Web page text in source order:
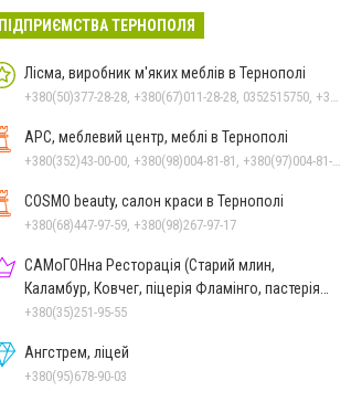
ПІДПРИЄМСТВА ТЕРНОПОЛЯ
Лісма, виробник м'яких меблів в Тернополі
+380(50)377-28-28, +380(67)011-28-28, 0352515750, +380(50)313-28-28, +380(50)338-27-33, +380(50)377-67-87
АРС, меблевий центр, меблі в Тернополі
+380(352)43-00-00, +380(98)004-81-81, +380(97)004-81-81
COSMO beauty, салон краси в Тернополі
+380(68)447-97-59, +380(98)267-97-17
САМоГОНна Ресторація (Старий млин,
Каламбур, Ковчег, піцерія Фламінго, пастерія
Фламінго)
+380(35)251-95-55
Ангстрем, ліцей
+380(95)678-90-03